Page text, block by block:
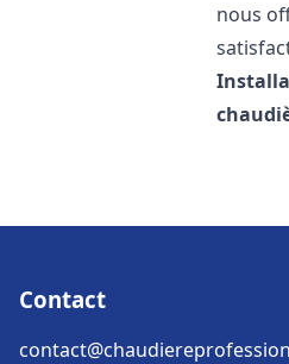
nous
Contact